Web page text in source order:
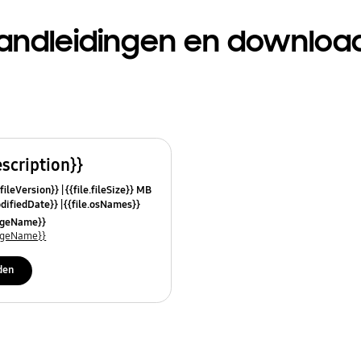
en
{{file.fileSize}} MB
{{file.osNames}}